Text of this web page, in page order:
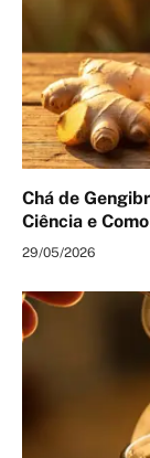
Chá de
Ciência e
29/05/2026